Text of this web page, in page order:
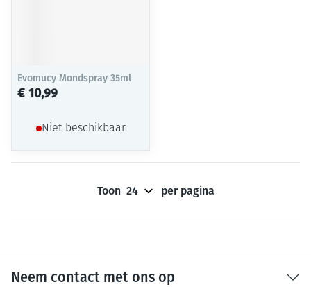
Evomucy Mondspray 35ml
€ 10,99
Niet beschikbaar
Toon per pagina
Neem contact met ons op